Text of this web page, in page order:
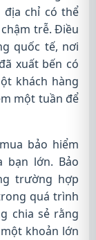
chỉ có thể
trễ. Điều
quốc tế, nơi
xuất bến có
khách hàng
một tuần để
bảo hiểm
bạn lớn. Bảo
trường hợp
quá trình
chia sẻ rằng
khoản lớn